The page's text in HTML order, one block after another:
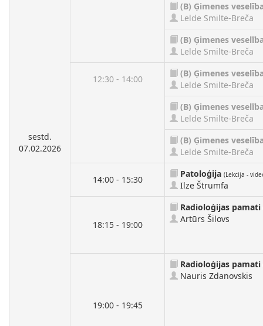
sestd.
07.02.2026
(B) Ģimenes
Lelde Smilte-Breča
(B) Ģimenes
Lelde Smilte-Breča
12:30 - 14:00
(B) Ģimenes
Lelde Smilte-Breča
(B) Ģimenes
Lelde Smilte-Breča
(B) Ģimenes
Lelde Smilte-Breča
14:00 - 15:30
Patoloģija (Lekcija -
Ilze Štrumfa
18:15 - 19:00
Radioloģijas pamati
Artūrs Šilovs
19:00 - 19:45
Radioloģijas pamati
Nauris Zdanovskis